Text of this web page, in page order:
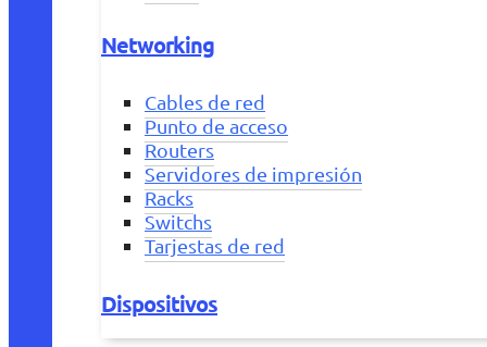
Networking
Cables de red
Punto de acceso
Routers
Servidores de impresión
Racks
Switchs
Tarjestas de red
Dispositivos